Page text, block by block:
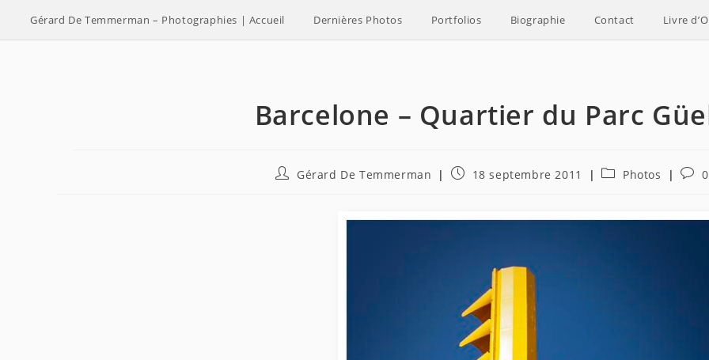
Gérard De Temmerman – Photographies | Accueil Dernières Photos Portfolios Biographie Contact Livre
Barcelone – Quartier du Parc
Auteur/autrice
publication :
Gérard De Temmerman
Publication
18 septembre 2011
PostPhotos